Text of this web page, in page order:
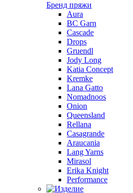
Бренд пряжи
Aura
BC Garn
Cascade
Drops
Gruendl
Jody Long
Katia Concept
Kremke
Lana Gatto
Nomadnoos
Onion
Queensland
Rellana
Casagrande
Araucania
Lang Yarns
Mirasol
Erika Knight
Performance